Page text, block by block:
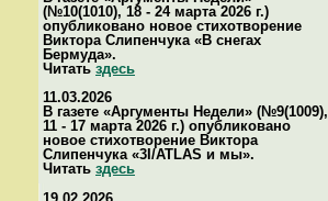
(№10(1010), 18 - 24 марта 2026 г.)
опубликовано новое стихотворение
Виктора Слипенчука «В снегах
Бермуда».
Читать здесь
11.03.2026
В газете «Аргументы Недели» (№9(1009),
11 - 17 марта 2026 г.) опубликовано
новое стихотворение Виктора
Слипенчука «3I/ATLAS и мы».
Читать здесь